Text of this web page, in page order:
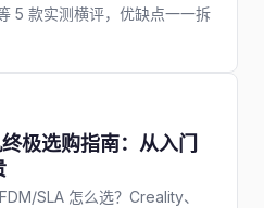
5 款实测横评，优缺点一一拆
极选购指南：从入门
SLA 怎么选？Creality、